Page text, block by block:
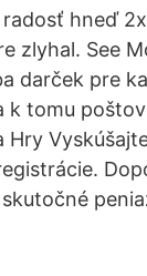
hneď
zlyhal. See
darček pre
tomu
Hry